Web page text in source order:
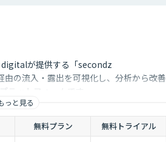
が提供する「secondz
の流入・露出を可視化し、分析から改善
ラットフォームです。
っと見る
無料プラン 無料トライアル